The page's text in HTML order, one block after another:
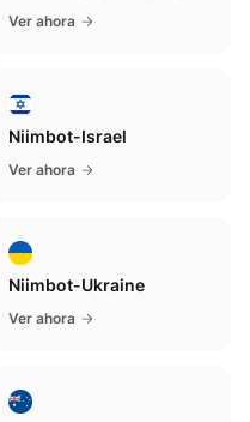
Ver ahora
Niimbot-Israel
Ver ahora
Niimbot-Ukraine
Ver ahora